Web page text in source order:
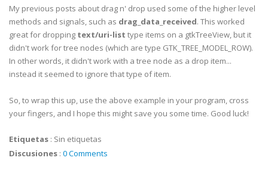
def
drop_cb(wid , context, x, y , time):
set_text join [str context
context.finish ( True , False, time)
return
True
# Create a GTK window and Label, and hook up
# drag n drop signal handlers to the window
Window(
w.drag_dest_set (0, [], 0)
w .connect('drag_motion', motion_cb)
l = gtk.Label()
w.add(l)
My previous posts about drag n' drop used some of the higher level
methods and signals, such as drag_data_received. This worked
great for dropping text/uri-list type items on a gtkTreeView, but it
didn't work for tree nodes (which are type GTK_TREE_MODEL_ROW).
In other words, it didn't work with a tree node as a drop item...
instead it seemed to ignore that type of item.
So, to wrap this up, use the above example in your program, cross
your fingers, and I hope this might save you some time. Good luck!
Etiquetas : Sin etiquetas
Discusiones : 0 Comments